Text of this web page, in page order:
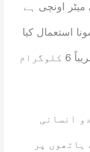
37 سینٹی میٹر اونچی ہے
18 قیراط سونا استعمال کیا
گیا ہے جبکہ اس کا کل وزن تقریباً 6 کلوگرام
انسانی
پر